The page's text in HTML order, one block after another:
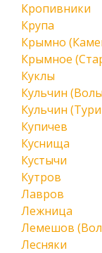
Кропивники
Крупа
Крымно
Крымное
Куклы
Кульчин
Кульчин
Купичев
Куснища
Кустычи
Кутров
Лавров
Лежница
Лемешов
Лесняки